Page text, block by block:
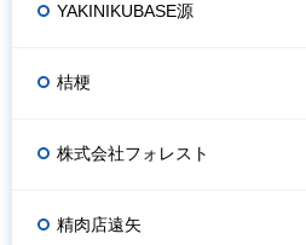
YAKINIKUBASE源
桔梗
株式会社フォレスト
精肉店遠矢